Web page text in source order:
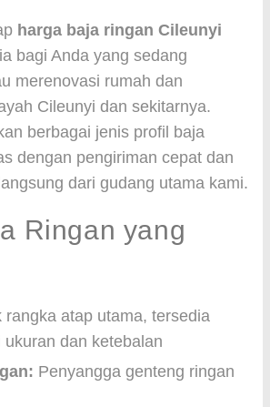
harga baja ringan Cileunyi
bagi Anda yang sedang
merenovasi rumah dan
Cileunyi dan sekitarnya.
berbagai jenis profil baja
dengan pengiriman cepat dan
dari gudang utama kami.
Ringan yang
rangka atap utama, tersedia
dan ketebalan
Penyangga genteng ringan